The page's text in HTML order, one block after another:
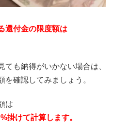
還付金の限度額は
も納得がいかない場合は、
確認してみましょう。
は
掛けて計算します。